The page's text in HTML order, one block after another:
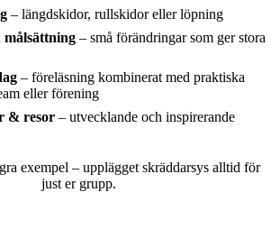
– längdskidor, rullskidor eller löpning
– små förändringar som ger stora
– föreläsning kombinerat med praktiska
eller förening
& resor – utvecklande och inspirerande
exempel – upplägget skräddarsys alltid för
just er grupp.